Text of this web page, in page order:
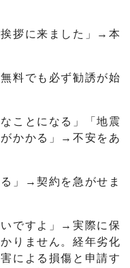
挨拶に来ました」→本
料でも必ず勧誘が始
ことになる」「地震
かかる」→不安をあ
」→契約を急がせま
いですよ」→実際に保
りません。経年劣化
による損傷と申請す